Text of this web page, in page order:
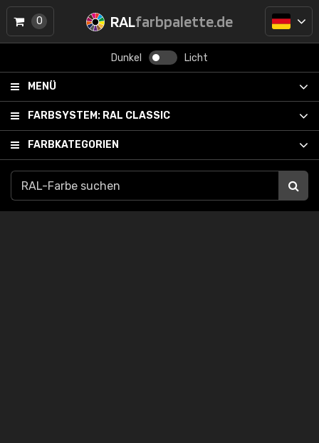
RALfarbpalette.de
Dunkel Licht
MENÜ
FARBSYSTEM: RAL CLASSIC
FARBKATEGORIEN
0